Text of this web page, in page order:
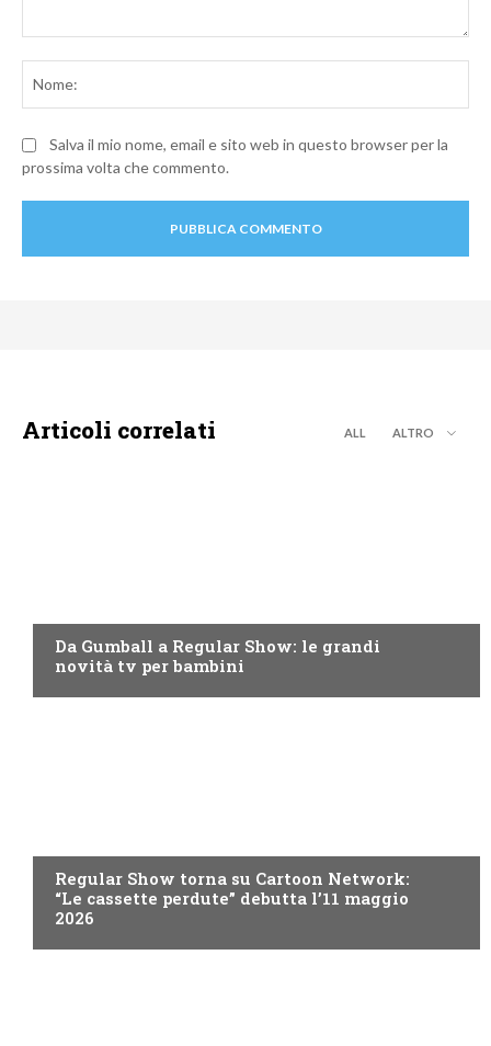
Salva il mio nome, email e sito web in questo browser per la
prossima volta che commento.
Articoli correlati ALL ALTRO
Da Gumball a Regular Show: le grandi
novità tv per bambini
Regular Show torna su Cartoon Network:
“Le cassette perdute” debutta l’11 maggio
2026